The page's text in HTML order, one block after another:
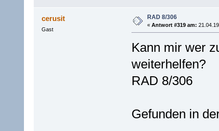
cerusit
Gast
RAD 8/306
« Antwort #319 am:
Kann mir wer
weiterhelfen?
RAD 8/306
Gefunden in